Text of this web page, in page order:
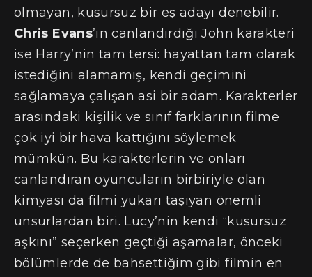
olmayan, kusursuz bir eş adayı denebilir.
Chris Evans’ın canlandırdığı John karakteri
ise Harry’nin tam tersi: hayattan tam olarak
istediğini alamamış, kendi geçimini
sağlamaya çalışan asi bir adam. Karakterler
arasındaki kişilik ve sınıf farklarının filme
çok iyi bir hava kattığını söylemek
mümkün. Bu karakterlerin ve onları
canlandıran oyuncuların birbiriyle olan
kimyası da filmi yukarı taşıyan önemli
unsurlardan biri. Lucy’nin kendi “kusursuz
aşkını” seçerken geçtiği aşamalar, önceki
bölümlerde de bahsettiğim gibi filmin en